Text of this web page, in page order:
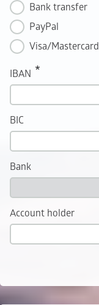
Bank transfer
PayPal
Visa/Mastercard
IBAN
BIC
Bank
Account holder